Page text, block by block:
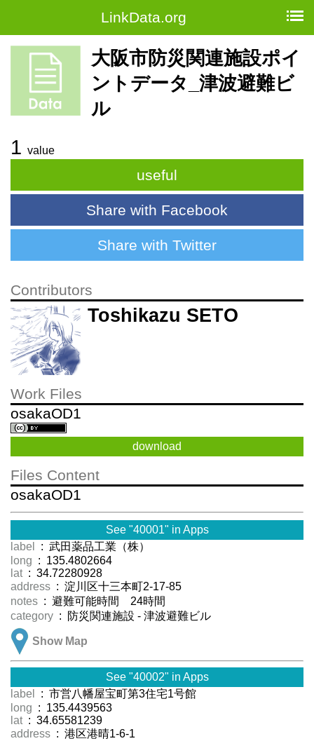
LinkData.org
大阪市防災関連施設ポイ
ントデータ_津波避難ビ
ル
1 value
useful
Share with Facebook
Share with Twitter
Contributors
Toshikazu SETO
Work Files
osakaOD1
download
Files Content
osakaOD1
See "40001" in Apps
label
: 武田薬品工業（株）
long : 135.4802664
lat : 34.72280928
address : 淀川区十三本町2-17-85
notes : 避難可能時間 24時間
category : 防災関連施設 - 津波避難ビル
Show Map
See "40002" in Apps
label
: 市営八幡屋宝町第3住宅1号館
long : 135.4439563
lat : 34.65581239
address : 港区港晴1-6-1